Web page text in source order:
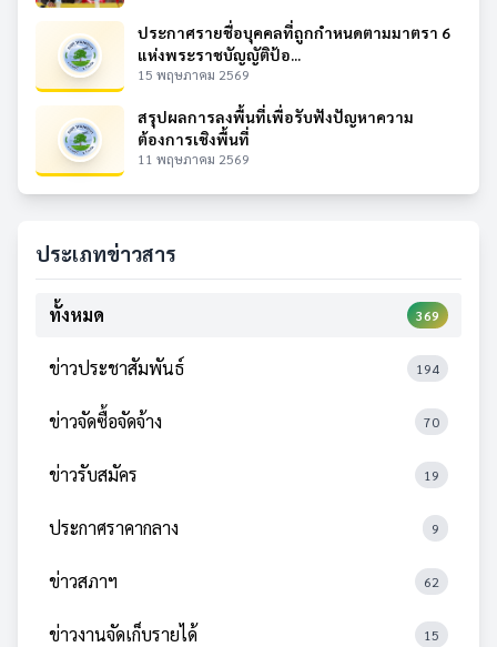
ประกาศรายชื่อบุคคลที่ถูกกำหนดตามมาตรา 6
แห่งพระราชบัญญัติป้อ...
15 พฤษภาคม 2569
สรุปผลการลงพื้นที่เพื่อรับฟังปัญหาความ
ต้องการเชิงพื้นที่
11 พฤษภาคม 2569
ประเภทข่าวสาร
ทั้งหมด 369
ข่าวประชาสัมพันธ์ 194
ข่าวจัดซื้อจัดจ้าง 70
ข่าวรับสมัคร 19
ประกาศราคากลาง 9
ข่าวสภาฯ 62
ข่าวงานจัดเก็บรายได้ 15